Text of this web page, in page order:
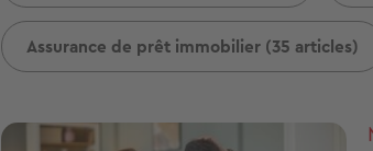
Assurance de prêt immobilier (35 articles)
Image